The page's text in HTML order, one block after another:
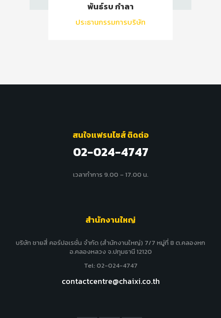
พันธ์รบ กำลา
ประธานกรรมการบริษัท
สนใจแฟรนไชส์ ติดต่อ
02-024-4747
เวลาทำการ 9.00 – 17.00 น.
สำนักงานใหญ่
บริษัท ชายสี่ คอร์ปอเรชั่น จำกัด (สำนักงานใหญ่) 7/7 หมู่ที่ 8 ต.คลองหก
อ.คลองหลวง จ.ปทุมธานี 12120
Tel: 02-024-4747
contactcentre@chaixi.co.th